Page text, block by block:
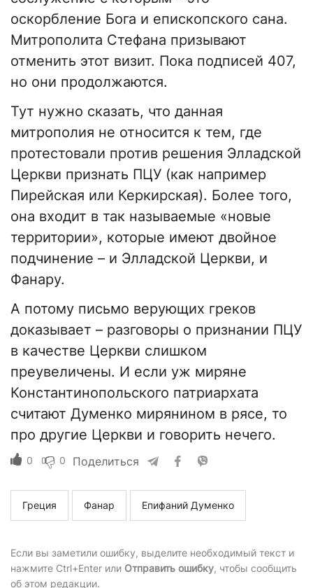
оскорбление Бога и епископского сана.
Митрополита Стефана призывают
отменить этот визит. Пока подписей 407,
но они продолжаются.
Тут нужно сказать, что данная
митрополия не относится к тем, где
протестовали против решения Элладской
Церкви признать ПЦУ (как например
Пирейская или Керкирская). Более того,
она входит в так называемые «новые
территории», которые имеют двойное
подчинение – и Элладской Церкви, и
Фанару.
А потому письмо верующих греков
доказывает – разговоры о признании ПЦУ
в качестве Церкви слишком
преувеличены. И если уж миряне
Константинопольского патриархата
считают Думенко мирянином в рясе, то
про другие Церкви и говорить нечего.
0 0 Поделиться
Греция Фанар Епифаний Думенко
Если вы заметили ошибку, выделите необходимый текст и
нажмите Ctrl+Enter или Отправить ошибку, чтобы сообщить
об этом редакции.